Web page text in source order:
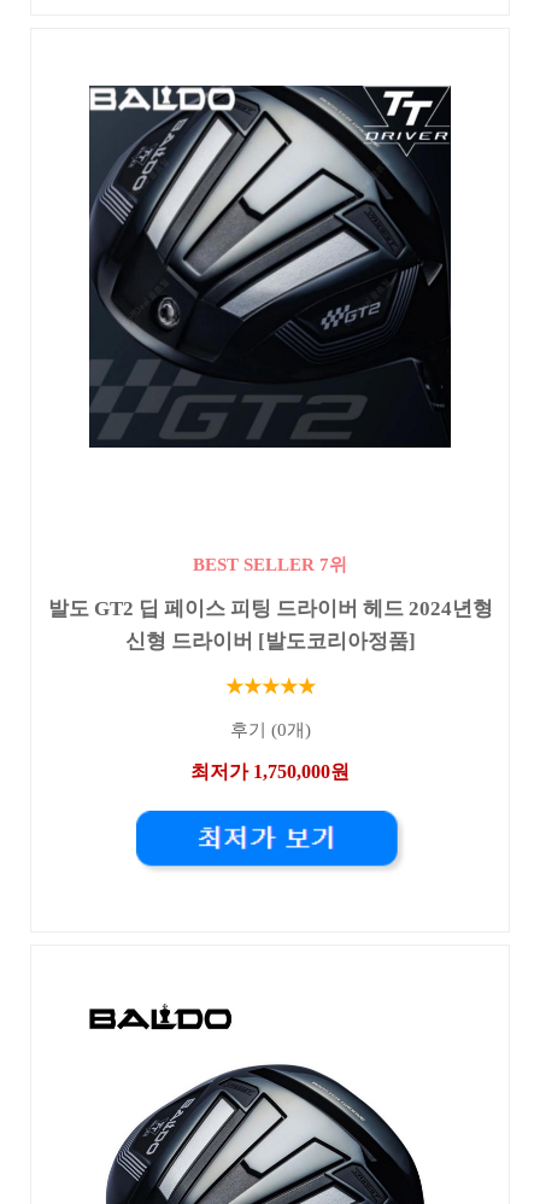
BEST SELLER 7위
발도 GT2 딥 페이스 피팅 드라이버 헤드 2024년형
신형 드라이버 [발도코리아정품]
★★★★★
후기 (0개)
최저가 1,750,000원